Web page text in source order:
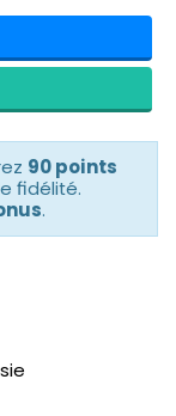
90 points
fidélité.
.